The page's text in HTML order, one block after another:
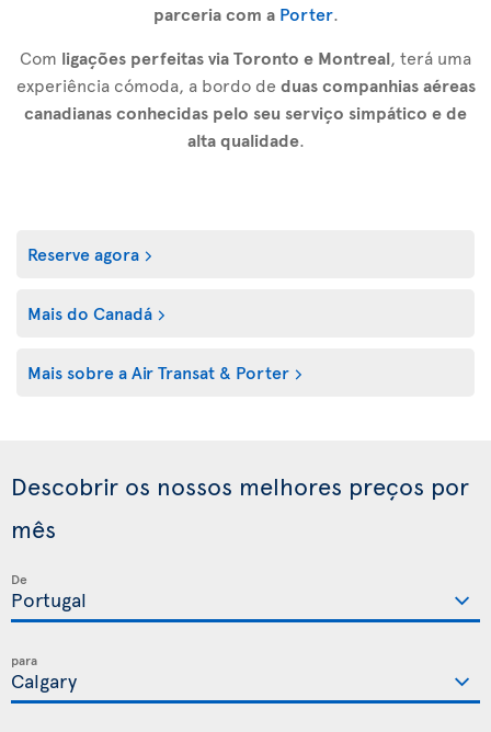
parceria com a Porter.
Com ligações perfeitas via Toronto e Montreal, terá uma
experiência cómoda, a bordo de duas companhias aéreas
canadianas conhecidas pelo seu serviço simpático e de
alta qualidade.
Reserve agora
Mais do Canadá
Mais sobre a Air Transat & Porter
Descobrir os nossos melhores preços por
mês
De
para